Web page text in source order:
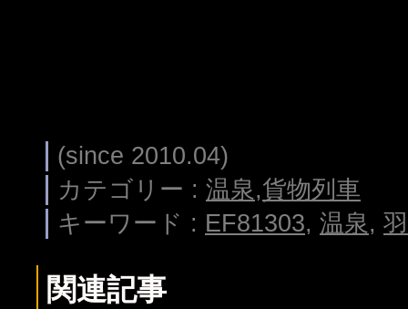
(since 2010.04)
カテゴリー : 温泉,貨物列車
キーワード : EF81303, 温泉,
関連記事